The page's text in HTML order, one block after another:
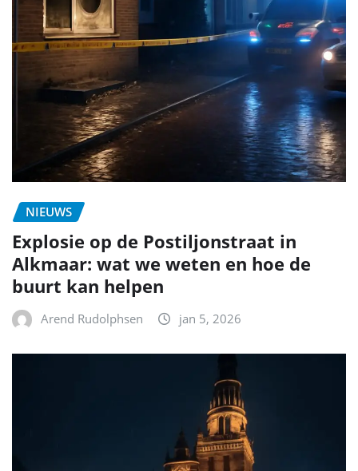
NIEUWS
Explosie op de Postiljonstraat in
Alkmaar: wat we weten en hoe de
buurt kan helpen
Arend Rudolphsen jan 5, 2026